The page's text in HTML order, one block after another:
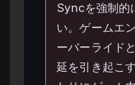
Syncを強制的
い。ゲームエ
ーバーライド
延を引き起こ